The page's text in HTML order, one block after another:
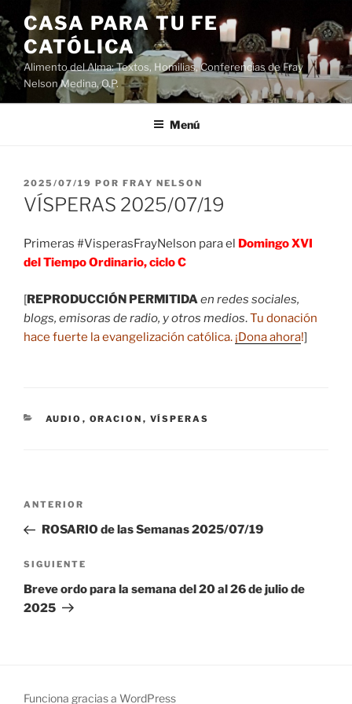
Saltar
al
contenido
CASA PARA TU FE
CATÓLICA
Alimento del Alma: Textos, Homilias, Conferencias de Fray
Nelson Medina, O.P.
Menú
PUBLICADO
EL
2025/07/19 POR FRAY NELSON
VÍSPERAS 2025/07/19
Primeras #VisperasFrayNelson para el Domingo XVI
del Tiempo Ordinario, ciclo C
[REPRODUCCIÓN PERMITIDAen redes sociales,
blogs, emisoras de radio, y otros medios.Tu donación
hace fuerte la evangelización católica. ¡Dona ahora!]
CATEGORÍAS
AUDIO , ORACION , VÍSPERAS
Navegación
entradas
Entrada
anterior:
ANTERIOR
ROSARIO de las Semanas 2025/07/19
Siguiente
entrada
SIGUIENTE
Breve ordo para la semana del 20 al 26 de julio de
2025
Funciona gracias a WordPress